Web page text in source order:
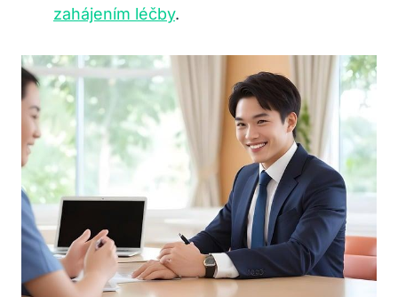
zahájením léčby.